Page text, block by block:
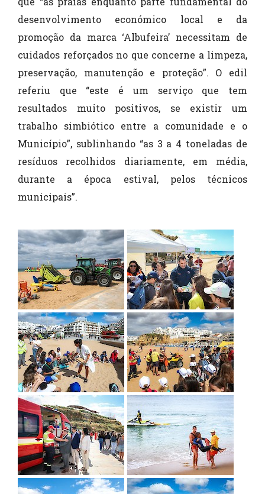
desenvolvimento económico local e da
promoção da marca ‘Albufeira’ necessitam de
cuidados reforçados no que concerne a limpeza,
preservação, manutenção e proteção”. O edil
referiu que “este é um serviço que tem
resultados muito positivos, se existir um
trabalho simbiótico entre a comunidade e o
Município”, sublinhando “as 3 a 4 toneladas de
resíduos recolhidos diariamente, em média,
durante a época estival, pelos técnicos
municipais”.